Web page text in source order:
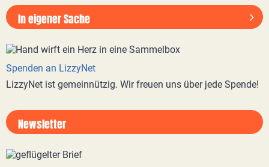
In eigener Sache
Spenden an LizzyNet
LizzyNet ist gemeinnützig. Wir freuen uns über jede Spende!
Newsletter